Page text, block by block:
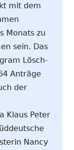
mit dem
Monats zu
sein. Das
Lösch-
Anträge
der
Klaus Peter
Nancy